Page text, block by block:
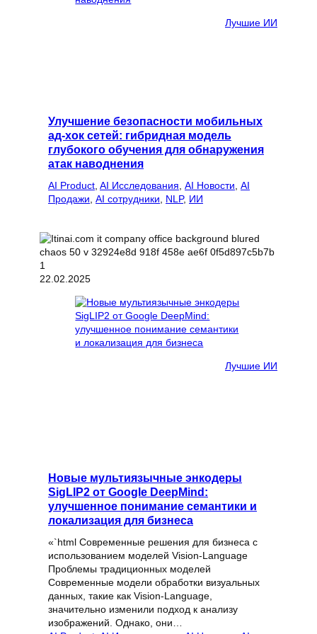
Лучшие ИИ
Улучшение безопасности мобильных
ад-хок сетей: гибридная модель
глубокого обучения для обнаружения
атак наводнения
AI Product AI Исследования AI Новости AI
Продажи AI сотрудники NLP, ИИ
22.02.2025
Лучшие ИИ
Новые мультиязычные энкодеры
SigLIP2 от Google DeepMind:
улучшенное понимание семантики и
локализация для бизнеса
«`html Современные решения для бизнеса с
использованием моделей Vision-Language
Проблемы традиционных моделей
Современные модели обработки визуальных
данных, такие как Vision-Language,
значительно изменили подход к анализу
изображений. Однако, они…